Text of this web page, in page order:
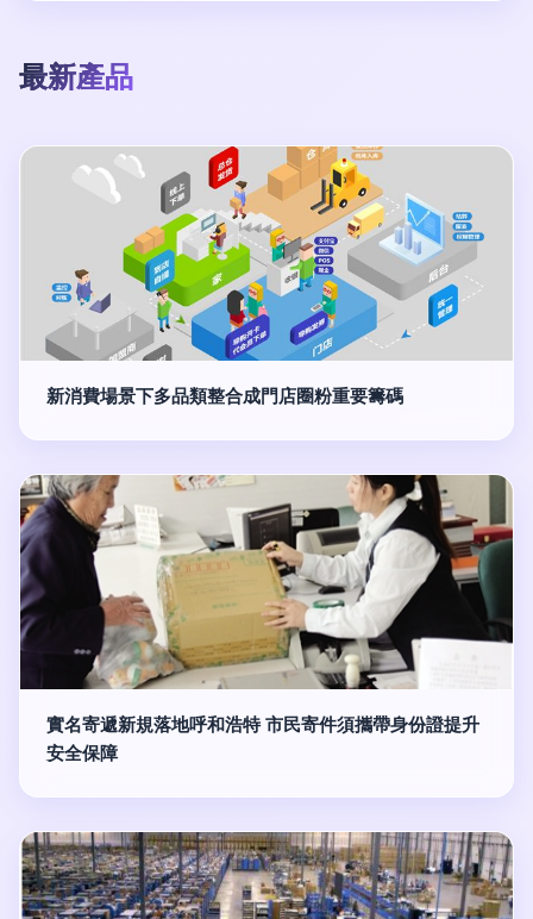
最新產品
新消費場景下多品類整合成門店圈粉重要籌碼
實名寄遞新規落地呼和浩特 市民寄件須攜帶身份證提升
安全保障